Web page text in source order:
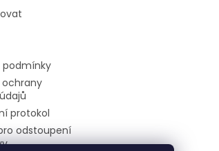
protokol
odstoupení